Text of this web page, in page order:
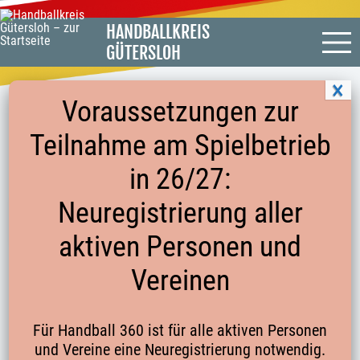
HANDBALLKREIS
GÜTERSLOH
PROTOKOLL KREISTAG 2022
25.01.2022
Kontakte
Verbände
Voraussetzungen zur
Teilnahme am Spielbetrieb
in 26/27:
Neuregistrierung aller
aktiven Personen und
Vereinen
Für Handball 360 ist für alle aktiven Personen
und Vereine eine Neuregistrierung notwendig.